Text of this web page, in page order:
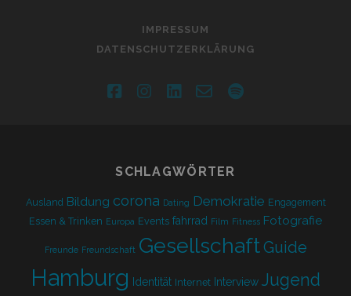
IMPRESSUM
DATENSCHUTZERKLÄRUNG
facebookinstagram
linkedin
email-spotify
SCHLAGWÖRTER
Ausland Bildung corona Dating Demokratie Engagement
Essen & Trinken Europa Events fahrrad Film Fitness Fotografie
Freunde Freundschaft GesellschaftGuide
Hamburg Identität Internet Interview Jugend